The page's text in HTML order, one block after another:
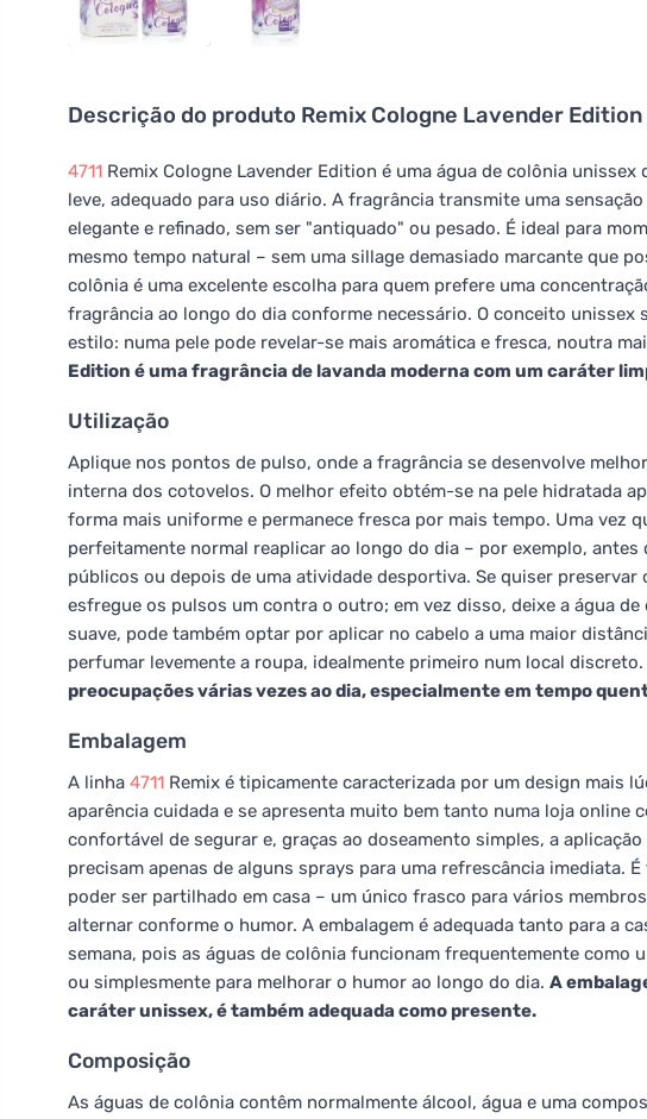
Descrição do produto Remix Cologne Lavender
4711 Remix Cologne Lavender Edition é uma água de colônia
leve, adequado para uso diário. A fragrância transmite uma
elegante e refinado, sem ser "antiquado" ou pesado. É ideal para
mesmo tempo natural – sem uma sillage demasiado marcante que
colônia é uma excelente escolha para quem prefere uma
fragrância ao longo do dia conforme necessário. O conceito unissex
estilo: numa pele pode revelar-se mais aromática e fresca, noutra
Edition é uma fragrância de lavanda moderna com um caráter
Utilização
Aplique nos pontos de pulso, onde a fragrância se desenvolve
interna dos cotovelos. O melhor efeito obtém-se na pele hidratada
forma mais uniforme e permanece fresca por mais tempo. Uma vez
perfeitamente normal reaplicar ao longo do dia – por exemplo,
públicos ou depois de uma atividade desportiva. Se quiser
esfregue os pulsos um contra o outro; em vez disso, deixe a água
suave, pode também optar por aplicar no cabelo a uma maior
perfumar levemente a roupa, idealmente primeiro num local discreto.
preocupações várias vezes ao dia, especialmente em tempo
Embalagem
A linha 4711 Remix é tipicamente caracterizada por um design mais
aparência cuidada e se apresenta muito bem tanto numa loja online
confortável de segurar e, graças ao doseamento simples, a
precisam apenas de alguns sprays para uma refrescância imediata.
poder ser partilhado em casa – um único frasco para vários
alternar conforme o humor. A embalagem é adequada tanto para a
semana, pois as águas de colônia funcionam frequentemente como
ou simplesmente para melhorar o humor ao longo do dia. A
caráter unissex, é também adequada como presente.
Composição
As águas de colônia contêm normalmente álcool, água e uma